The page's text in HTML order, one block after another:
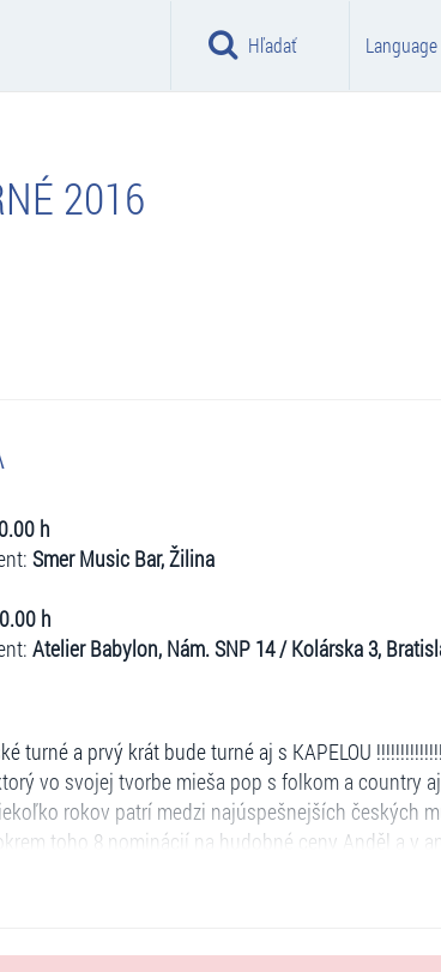
Hľadať Language
2016
h
Smer Music Bar, Žilina
h
Atelier Babylon, Nám. SNP 14 / Kolárska 3,
turné a prvý krát bude turné aj s KAPELOU
vo svojej tvorbe mieša pop s folkom a country
rokov patrí medzi najúspešnejších českých
toho 8 nominácií na hudobné ceny Anděl a v
skladbu na internete. Jeho skladby V blbým